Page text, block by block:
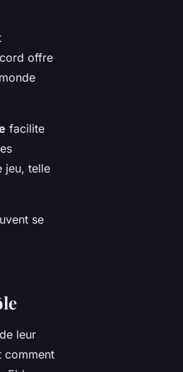
offre
facilite
jeu, telle
se
leur
comment